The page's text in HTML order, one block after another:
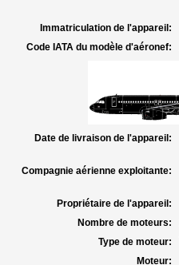
Immatriculation de l'appareil:
Code IATA du modèle d'aéronef:
Date de livraison de l'appareil:
Compagnie aérienne exploitante:
Propriétaire de l'appareil:
Nombre de moteurs:
Type de moteur:
Moteur: